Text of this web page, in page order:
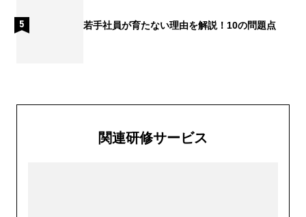
若手社員が育たない理由を解説！10の問題点
関連研修サービス